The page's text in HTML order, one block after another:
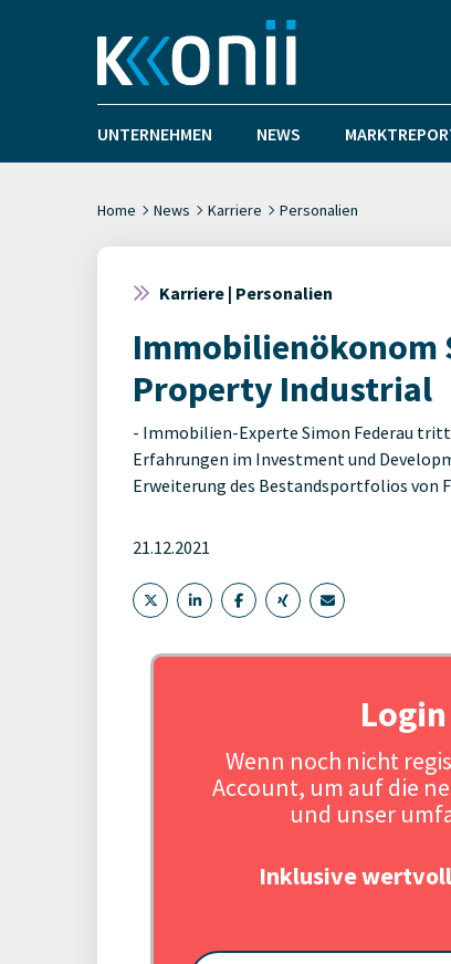
UNTERNEHMEN NEWS
Home News Karriere Personalien
Karriere | Personalien
Immobilienökonom
Property Industrial
- Immobilien-Experte Simon Federau tritt
Erfahrungen im Investment und
Erweiterung des Bestandsportfolios von
21.12.2021
Wenn noch nicht
Account, um auf die
und unser
Inklusive